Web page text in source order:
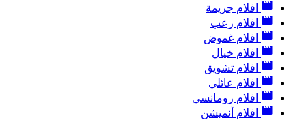
افلام جريمة
افلام رعب
افلام غموض
افلام خيال
افلام تشويق
افلام عائلي
افلام رومانسي
افلام أنميشن